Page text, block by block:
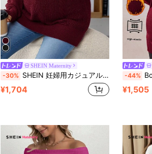
SHEIN Maternity
-30% SHEIN 妊婦用カジュアルツイストケーブルパターンVネック ドロップショルダー 長袖セーター、秋冬
¥1,704
-44% Boho
¥1,505